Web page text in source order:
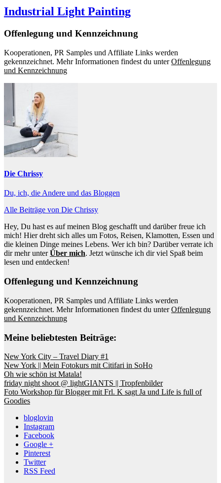
Industrial Light Painting
Offenlegung und Kennzeichnung
Kooperationen, PR Samples und Affiliate Links werden
gekennzeichnet. Mehr Informationen findest du unterOffenlegung
und Kennzeichnung
Die Chrissy
Du, ich, die Andere und das Bloggen
Alle Beiträge von Die Chrissy
Hey, Du hast es auf meinen Blog geschafft und darüber freue ich
mich! Hier dreht sich alles um Fotos, Reisen, Klamotten, Essen und
die kleinen Dinge meines Lebens. Wer ich bin? Darüber verrate ich
dir mehr unterÜber mich. Jetzt wünsche ich dir viel Spaß beim
lesen und entdecken!
Offenlegung und Kennzeichnung
Kooperationen, PR Samples und Affiliate Links werden
gekennzeichnet. Mehr Informationen findest du unterOffenlegung
und Kennzeichnung
Meine beliebtesten Beiträge:
New York City – Travel Diary #1
New York || Mein Fotokurs mit Citifari in SoHo
Oh wie schön ist Matala!
friday night shoot @ lightGIANTS || Tropfenbilder
Foto Workshop für Blogger mit Frl. K sagt Ja und Life is full of
Goodies
bloglovin
Instagram
Facebook
Google +
Pinterest
Twitter
RSS Feed